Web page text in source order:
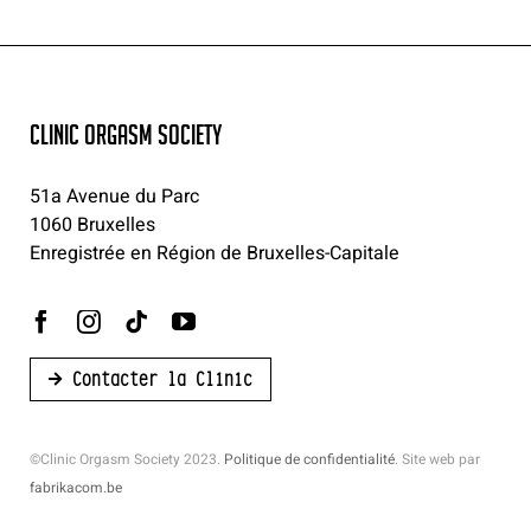
CLINIC ORGASM SOCIETY
51a Avenue du Parc
1060 Bruxelles
Enregistrée en Région de Bruxelles-Capitale
Contacter la Clinic
©Clinic Orgasm Society 2023. Politique de confidentialité. Site web par
fabrikacom.be